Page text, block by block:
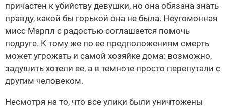
причастен к убийству девушки, но она обязана знать
правду, какой бы горькой она не была. Неугомонная
мисс Марпл с радостью соглашается помочь
подруге. К тому же по ее предположениям смерть
может угрожать и самой хозяйке дома: возможно,
задушить хотели ее, а в темноте просто перепутали с
другим человеком.
Несмотря на то, что все улики были уничтожены